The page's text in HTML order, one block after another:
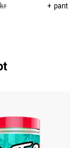
+ pant